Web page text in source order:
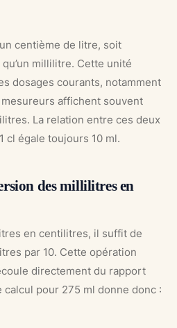
centième de litre, soit
millilitre. Cette unité
dosages courants, notamment
affichent souvent
La relation entre ces deux
cl égale toujours 10 ml.
des millilitres en
en centilitres, il suffit de
par 10. Cette opération
directement du rapport
pour 275 ml donne donc :